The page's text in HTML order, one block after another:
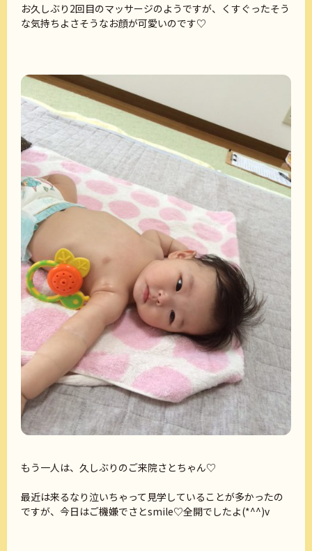
お久しぶり2回目のマッサージのようですが、くすぐったそう
な気持ちよさそうなお顔が可愛いのです♡
もう一人は、久しぶりのご来院さとちゃん♡
最近は来るなり泣いちゃって見学していることが多かったの
ですが、今日はご機嫌でさとsmile♡全開でしたよ(*^^)v